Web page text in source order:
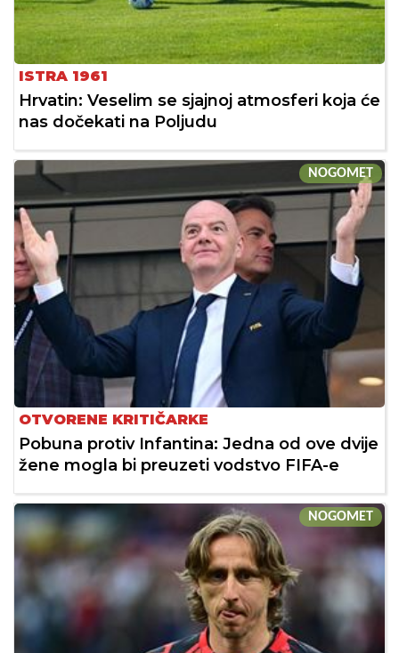
ISTRA 1961
Hrvatin: Veselim se sjajnoj atmosferi koja će
nas dočekati na Poljudu
NOGOMET
OTVORENE KRITIČARKE
Pobuna protiv Infantina: Jedna od ove dvije
žene mogla bi preuzeti vodstvo FIFA-e
NOGOMET